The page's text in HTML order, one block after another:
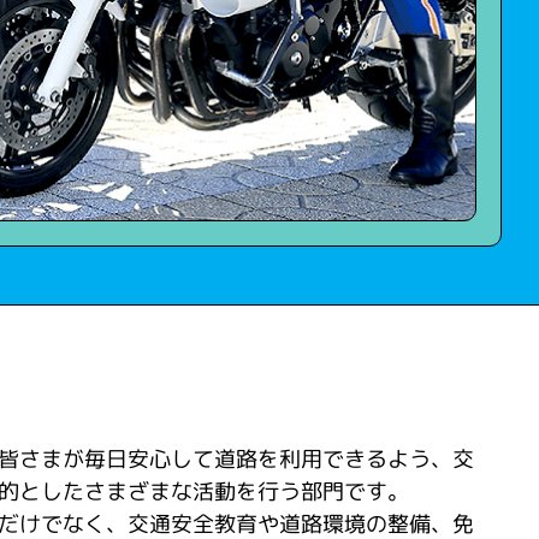
さまが毎日安心して道路を利用できるよう、交
としたさまざまな活動を行う部門です。
けでなく、交通安全教育や道路環境の整備、免